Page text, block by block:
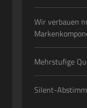
Wir verbauen
Mehrstufige
Silent-